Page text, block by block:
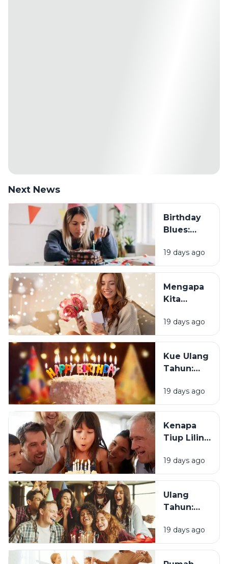
Next News
Birthday
Blues:
Sebagian
Orang
Merasa
Sedih Saat
Tahun?
19 days ago
Mengapa
Kita
Mendapat
Ucapan
Tahun?
19 days ago
Kue Ulang
Tahun:
Tradisi Ini
Berawal?
19 days ago
Kenapa
Tiup Lilin
Tradisi
Saat Ulang
19 days ago
Ulang
Tahun:
Momen
Bertambah
19 days ago